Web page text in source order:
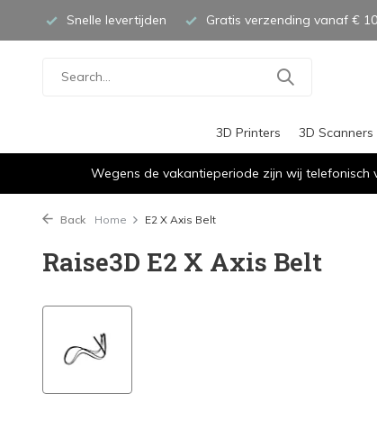
Snelle levertijden Gratis verzending vanaf €
3D Printers 3D Scanners
Wegens de vakantieperiode zijn wij telefonisch
Back Home E2 X Axis Belt
Raise3D E2 X Axis Belt